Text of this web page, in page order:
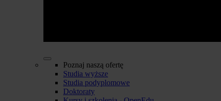
Poznaj naszą ofertę
Studia wyższe
Studia podyplomowe
Doktoraty